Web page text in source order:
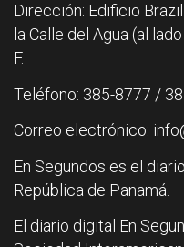
Dirección: Edificio
la Calle del Agua (al
F.
Teléfono: 385-8777 /
Correo electrónico:
En Segundos es el
República de Panamá.
El diario digital En